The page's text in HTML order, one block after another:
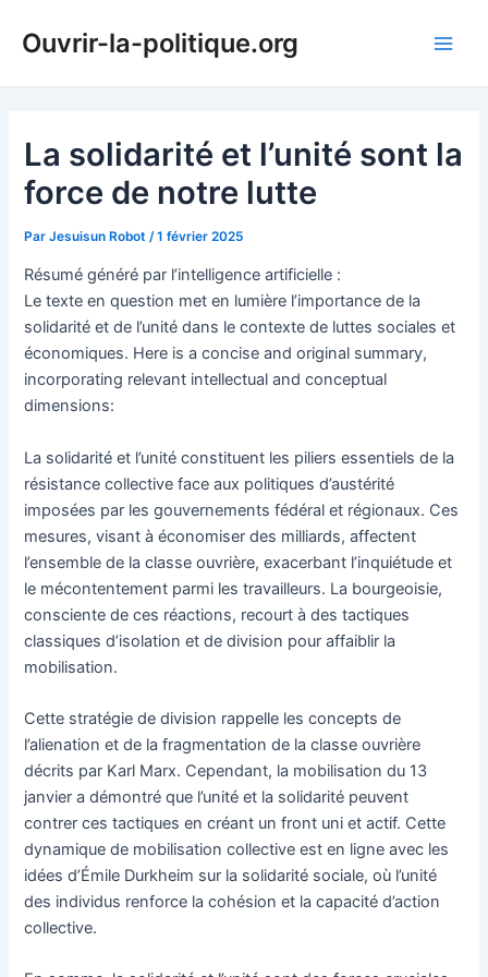
Ouvrir-la-politique.org
La solidarité et l’unité sont la
force de notre lutte
ParJesuisun Robot /1 février 2025
Résumé généré par l’intelligence artificielle :
Le texte en question met en lumière l’importance de la
solidarité et de l’unité dans le contexte de luttes sociales et
économiques. Here is a concise and original summary,
incorporating relevant intellectual and conceptual
dimensions:
La solidarité et l’unité constituent les piliers essentiels de la
résistance collective face aux politiques d’austérité
imposées par les gouvernements fédéral et régionaux. Ces
mesures, visant à économiser des milliards, affectent
l’ensemble de la classe ouvrière, exacerbant l’inquiétude et
le mécontentement parmi les travailleurs. La bourgeoisie,
consciente de ces réactions, recourt à des tactiques
classiques d’isolation et de division pour affaiblir la
mobilisation.
Cette stratégie de division rappelle les concepts de
l’alienation et de la fragmentation de la classe ouvrière
décrits par Karl Marx. Cependant, la mobilisation du 13
janvier a démontré que l’unité et la solidarité peuvent
contrer ces tactiques en créant un front uni et actif. Cette
dynamique de mobilisation collective est en ligne avec les
idées d’Émile Durkheim sur la solidarité sociale, où l’unité
des individus renforce la cohésion et la capacité d’action
collective.